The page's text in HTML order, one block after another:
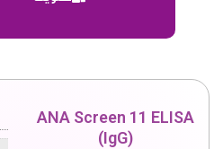
ANA Screen 11 ELISA
(IgG)